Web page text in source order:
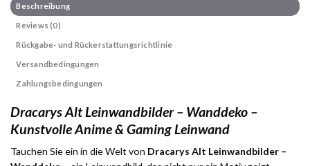
Beschreibung
Reviews (0)
Rückgabe- und Rückerstattungsrichtlinie
Versandbedingungen
Zahlungsbedingungen
Dracarys Alt Leinwandbilder – Wanddeko –
Kunstvolle Anime & Gaming Leinwand
Tauchen Sie ein in die Welt von Dracarys Alt Leinwandbilder –